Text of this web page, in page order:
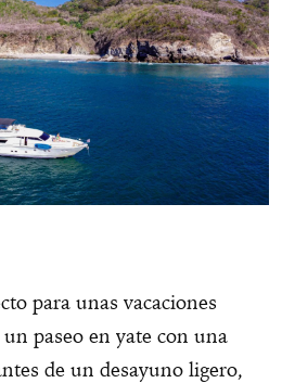
para unas vacaciones
paseo en yate con una
de un desayuno ligero,